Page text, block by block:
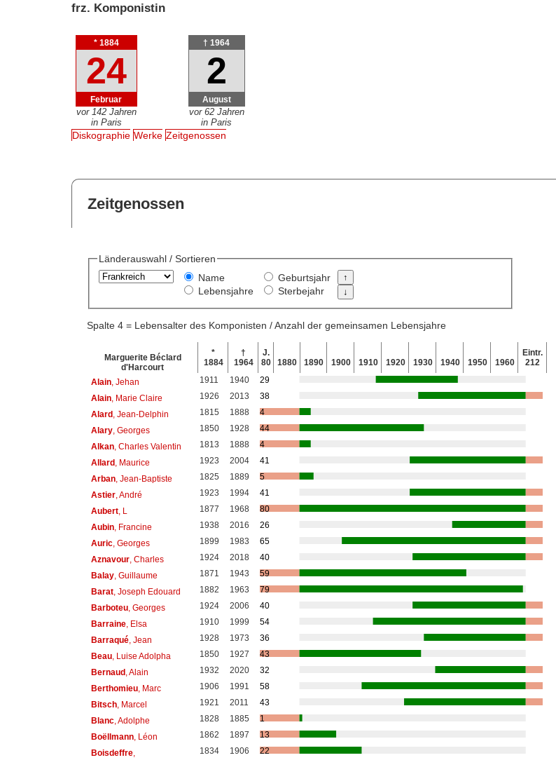
frz. Komponistin
* 1884
24
Februar
vor 142 Jahren
in Paris
† 1964
2
August
vor 62 Jahren
in Paris
Diskographie Werke Zeitgenossen
Zeitgenossen
Länderauswahl / Sortieren
Name
Lebensjahre
Geburtsjahr
Sterbejahr
Spalte 4 = Lebensalter des Komponisten / Anzahl der gemeinsamen Lebensjahre
Marguerite Béclard
d'Harcourt
*
1884
†
1964
J.
80
1880 1890 1900 1910 1920 1930 1940 1950 1960
Eintr.
212
Alain, Jehan 1911 1940
29
Alain, Marie Claire 1926 2013
38
Alard, Jean-Delphin 1815 1888
4
Alary, Georges 1850 1928
44
Alkan, Charles Valentin 1813 1888
4
Allard, Maurice 1923 2004
41
Arban, Jean-Baptiste 1825 1889
5
Astier, André 1923 1994
41
Aubert, L 1877 1968
80
Aubin, Francine 1938 2016
26
Auric, Georges 1899 1983
65
Aznavour, Charles 1924 2018
40
Balay, Guillaume 1871 1943
59
Barat, Joseph Edouard 1882 1963
79
Barboteu, Georges 1924 2006
40
Barraine, Elsa 1910 1999
54
Barraqué, Jean 1928 1973
36
Beau, Luise Adolpha 1850 1927
43
Bernaud, Alain 1932 2020
32
Berthomieu, Marc 1906 1991
58
Bitsch, Marcel 1921 2011
43
Blanc, Adolphe 1828 1885
1
Boëllmann, Léon 1862 1897
13
Boisdeffre, 1834 1906
22